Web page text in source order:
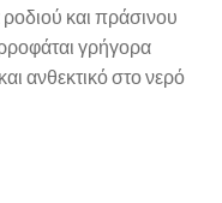
και πράσινου
γρήγορα
ανθεκτικό στο νερό